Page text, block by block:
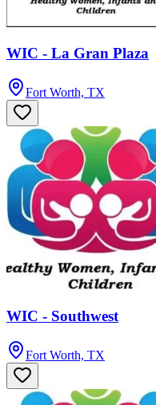
WIC - La Gran Plaza
Fort Worth, TX
WIC - Southwest
Fort Worth, TX